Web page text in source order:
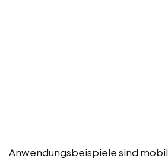
Anwendungsbeispiele sind